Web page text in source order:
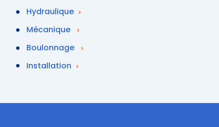
Hydraulique
Mécanique
Boulonnage
Installation